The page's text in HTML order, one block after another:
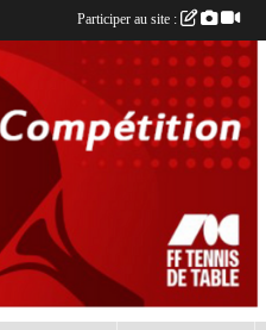
Participer au site :